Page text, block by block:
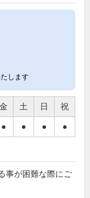
します
金 土 日 祝
● ● ● ●
事が困難な際にご